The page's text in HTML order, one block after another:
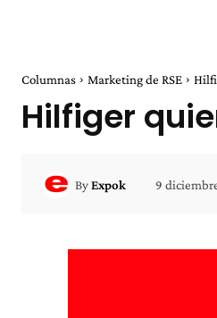
Columnas Marketing de RSE
Hilfiger
ByExpok 9